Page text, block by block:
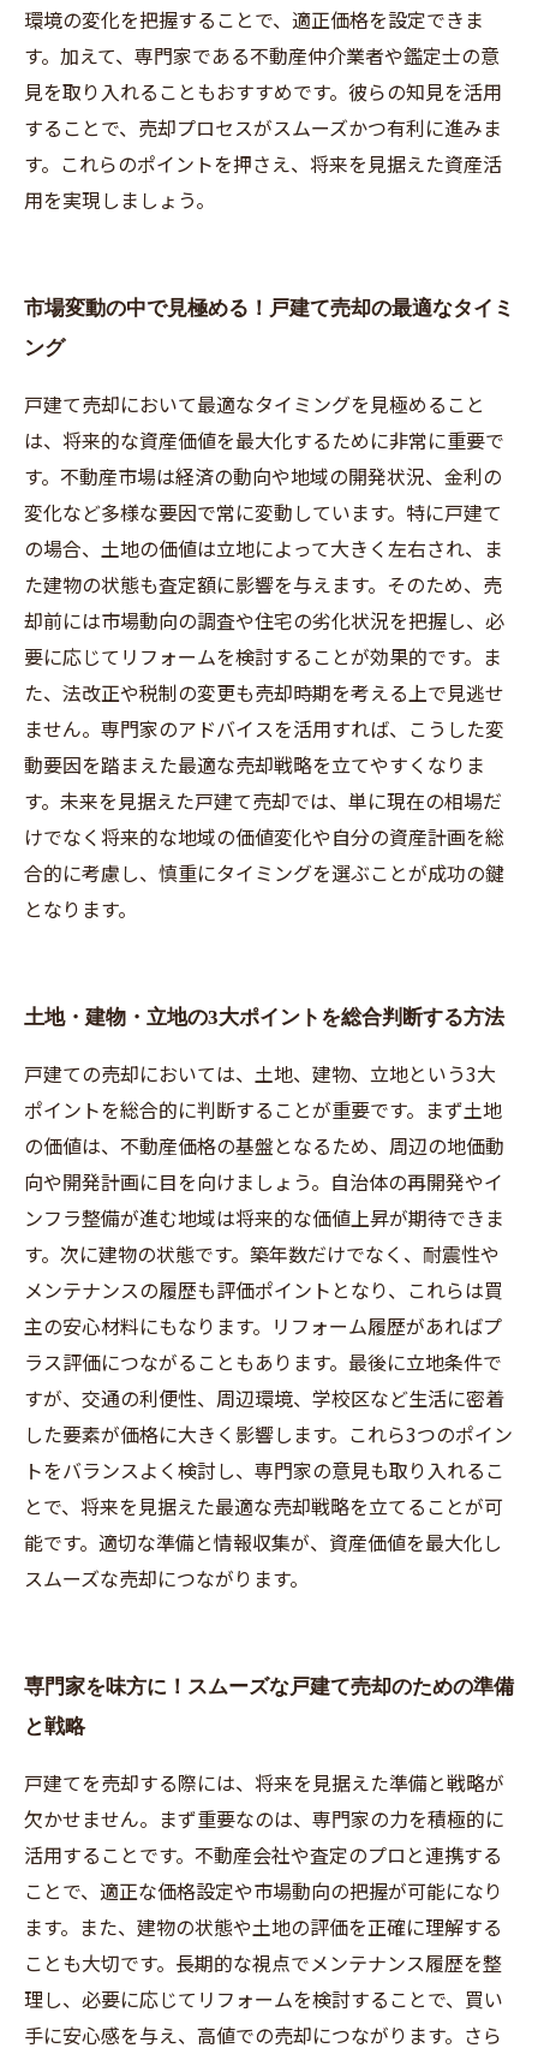
環境の変化を把握することで、適正価格を設定できま
す。加えて、専門家である不動産仲介業者や鑑定士の意
見を取り入れることもおすすめです。彼らの知見を活用
することで、売却プロセスがスムーズかつ有利に進みま
す。これらのポイントを押さえ、将来を見据えた資産活
用を実現しましょう。
市場変動の中で見極める！戸建て売却の最適なタイミ
ング
戸建て売却において最適なタイミングを見極めること
は、将来的な資産価値を最大化するために非常に重要で
す。不動産市場は経済の動向や地域の開発状況、金利の
変化など多様な要因で常に変動しています。特に戸建て
の場合、土地の価値は立地によって大きく左右され、ま
た建物の状態も査定額に影響を与えます。そのため、売
却前には市場動向の調査や住宅の劣化状況を把握し、必
要に応じてリフォームを検討することが効果的です。ま
た、法改正や税制の変更も売却時期を考える上で見逃せ
ません。専門家のアドバイスを活用すれば、こうした変
動要因を踏まえた最適な売却戦略を立てやすくなりま
す。未来を見据えた戸建て売却では、単に現在の相場だ
けでなく将来的な地域の価値変化や自分の資産計画を総
合的に考慮し、慎重にタイミングを選ぶことが成功の鍵
となります。
土地・建物・立地の3大ポイントを総合判断する方法
戸建ての売却においては、土地、建物、立地という3大
ポイントを総合的に判断することが重要です。まず土地
の価値は、不動産価格の基盤となるため、周辺の地価動
向や開発計画に目を向けましょう。自治体の再開発やイ
ンフラ整備が進む地域は将来的な価値上昇が期待できま
す。次に建物の状態です。築年数だけでなく、耐震性や
メンテナンスの履歴も評価ポイントとなり、これらは買
主の安心材料にもなります。リフォーム履歴があればプ
ラス評価につながることもあります。最後に立地条件で
すが、交通の利便性、周辺環境、学校区など生活に密着
した要素が価格に大きく影響します。これら3つのポイン
トをバランスよく検討し、専門家の意見も取り入れるこ
とで、将来を見据えた最適な売却戦略を立てることが可
能です。適切な準備と情報収集が、資産価値を最大化し
スムーズな売却につながります。
専門家を味方に！スムーズな戸建て売却のための準備
と戦略
戸建てを売却する際には、将来を見据えた準備と戦略が
欠かせません。まず重要なのは、専門家の力を積極的に
活用することです。不動産会社や査定のプロと連携する
ことで、適正な価格設定や市場動向の把握が可能になり
ます。また、建物の状態や土地の評価を正確に理解する
ことも大切です。長期的な視点でメンテナンス履歴を整
理し、必要に応じてリフォームを検討することで、買い
手に安心感を与え、高値での売却につながります。さら